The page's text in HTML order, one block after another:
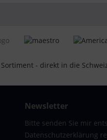
Newsletter
Bitte senden Sie mir
Datenschutzerklärung